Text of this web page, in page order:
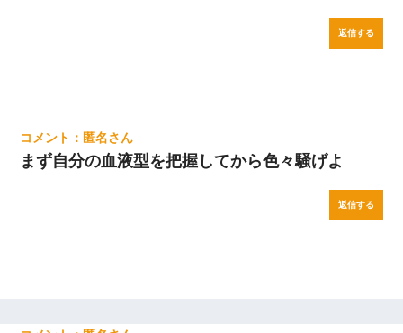
返信する
匿名
まず自分の血液型を把握してから色々騒げよ
返信する